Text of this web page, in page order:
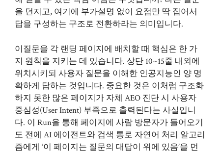
을 던지고, 여기에 부가설명 없이 요점만 딱 집어서
답을 구성하는 구조로 전환하라는 의미입니다.
이질문을 각 랜딩 페이지에 배치할 때 핵심은 한 가
지 원칙을 지키는 데 있습니다. 상단 10~15줄 내외에
위치시키되 사용자 질문을 이해한 인공지능인 양 명
확하게 답하는 것입니다. 중요한 것은 이처럼 구조화
하지 못한 많은 페이지가 자체 AEO 진단 시 사용자
중심성(User Intent) 부족으로 출력된다는 사실입니
다. 이 Run을 통해 페이지에 사람 방문자가 들어오기
도 전에 AI 에이전트와 검색 통로 자연어 처리 알고리
즘에게 ‘이 페이지는 질문의 대답이 위에 있음’을 먼